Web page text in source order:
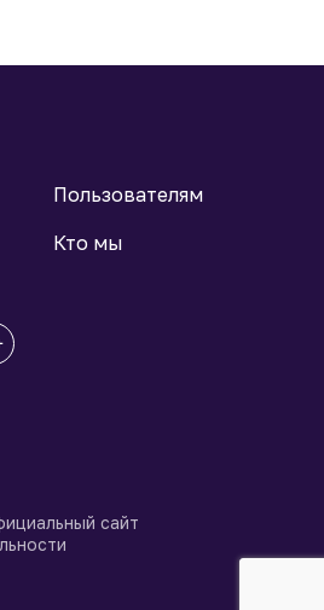
Пользователям
Кто мы
сайт